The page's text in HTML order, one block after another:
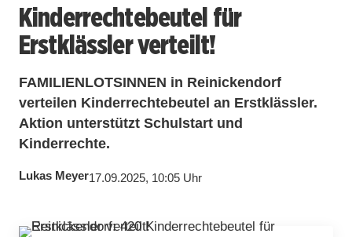
Kinderrechtebeutel für
Erstklässler verteilt!
FAMILIENLOTSINNEN in Reinickendorf
verteilen Kinderrechtebeutel an Erstklässler.
Aktion unterstützt Schulstart und
Kinderrechte.
Lukas Meyer17.09.2025, 10:05 Uhr